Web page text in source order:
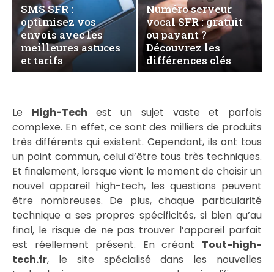
SMS SFR :
optimisez vos
envois avec les
meilleures astuces
et tarifs
Numéro serveur
vocal SFR : gratuit
ou payant ?
Découvrez les
différences clés
Le High-Tech est un sujet vaste et parfois
complexe. En effet, ce sont des milliers de produits
très différents qui existent. Cependant, ils ont tous
un point commun, celui d’être tous très techniques.
Et finalement, lorsque vient le moment de choisir un
nouvel appareil high-tech, les questions peuvent
être nombreuses. De plus, chaque particularité
technique a ses propres spécificités, si bien qu’au
final, le risque de ne pas trouver l’appareil parfait
est réellement présent. En créant Tout-high-
tech.fr, le site spécialisé dans les nouvelles